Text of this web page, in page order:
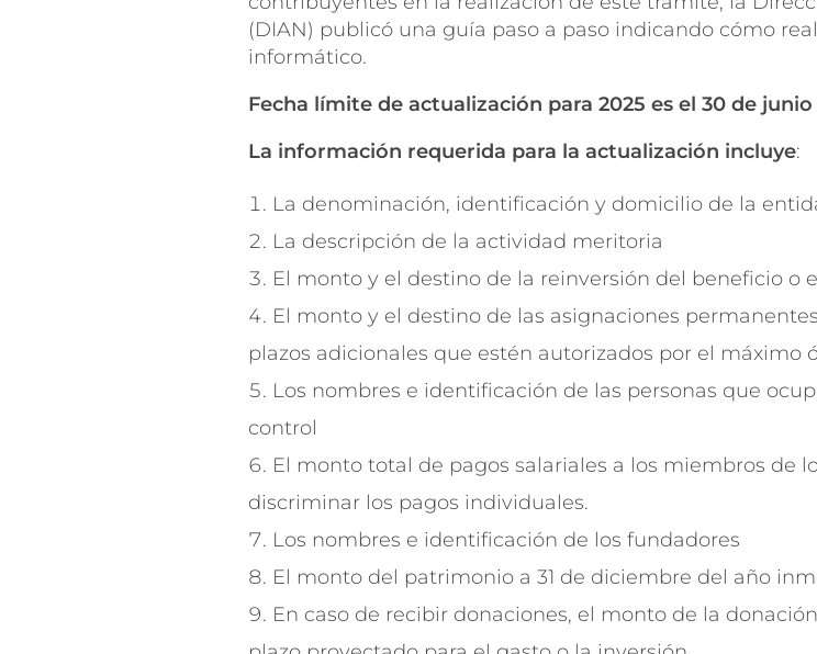
(DIAN) publicó una guía paso a paso indicando cómo
informático.
Fecha límite de actualización para 2025 es el 30 de junio
La información requerida para la actualización incluye:
La denominación, identificación y domicilio de la
La descripción de la actividad meritoria
El monto y el destino de la reinversión del beneficio o
El monto y el destino de las asignaciones
plazos adicionales que estén autorizados por el máximo
Los nombres e identificación de las personas que
control
El monto total de pagos salariales a los miembros de
discriminar los pagos individuales.
Los nombres e identificación de los fundadores
El monto del patrimonio a 31 de diciembre del año
En caso de recibir donaciones, el monto de la